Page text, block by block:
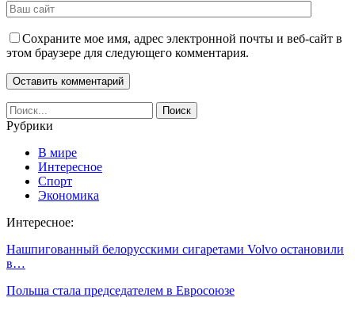
Сохраните мое имя, адрес электронной почты и веб-сайт в
этом браузере для следующего комментария.
Рубрики
В мире
Интересное
Спорт
Экономика
Интересное:
Нашпигованный белорусскими сигаретами Volvo остановили
в…
Польша стала председателем в Евросоюзе